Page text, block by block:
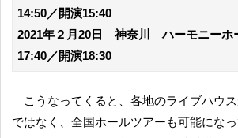
14:50／開演15:40
2021年２月20日 神奈川 ハーモニー
17:40／開演18:30
こうなってくると、各地のライブハウスが解禁されただけ
ではなく、全国ホールツアーも可能にな